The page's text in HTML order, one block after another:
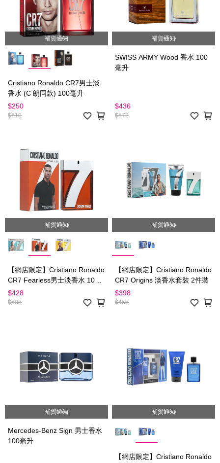
補貨通知
Cristiano Ronaldo CR7男士淡
香水 (C 朗同款) 100毫升
$610
$250
補貨通知
SWISS ARMY Wood 香水 100
毫升
$572
$436
補貨通知
【網店限定】Cristiano Ronaldo
CR7 Fearless男士淡香水 100
毫升
$688
$428
補貨通知
【網店限定】Cristiano Ronaldo
CR7 Origins 淡香水套裝 2件裝
$468
$398
補貨通知
Mercedes-Benz Sign 男士香水
100毫升
補貨通知
【網店限定】Cristiano Ronaldo